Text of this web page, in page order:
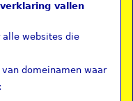
vallen
websites die
domeinamen waar